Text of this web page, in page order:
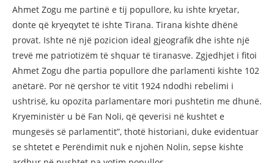
Ahmet Zogu me partinë e tij popullore, ku ishte kryetar,
donte që kryeqytet të ishte Tirana. Tirana kishte dhënë
provat. Ishte në një pozicion ideal gjeografik dhe ishte një
trevë me patriotizëm të shquar të tiranasve. Zgjedhjet i fitoi
Ahmet Zogu dhe partia popullore dhe parlamenti kishte 102
anëtarë. Por në qershor të vitit 1924 ndodhi rebelimi i
ushtrisë, ku opozita parlamentare mori pushtetin me dhunë.
Kryeministër u bë Fan Noli, që qeverisi në kushtet e
mungesës së parlamentit”, thotë historiani, duke evidentuar
se shtetet e Perëndimit nuk e njohën Nolin, sepse kishte